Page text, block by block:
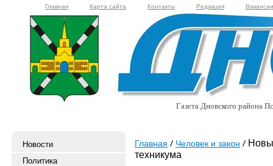
Главная Карта сайта Контакты Редакция Вакансии
Газета Дновского района
Новости
Политика
Главная Человек и закон
техникума